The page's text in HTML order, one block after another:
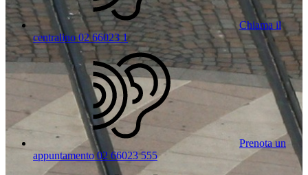
Chiama il
centralino 02 66023 1
Prenota un
appuntamento 02 66023 555